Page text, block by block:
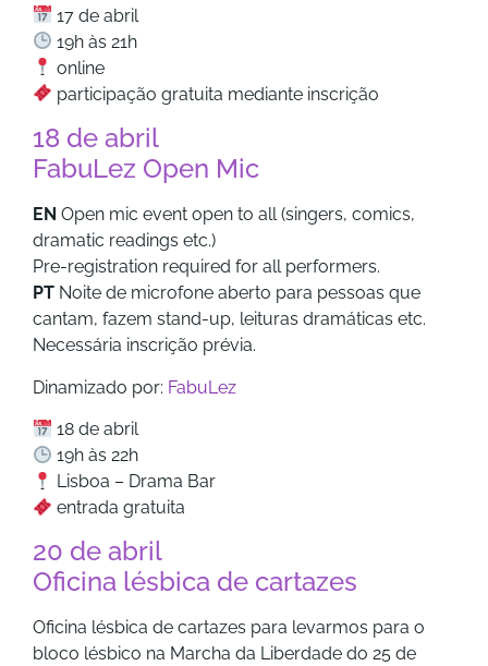
17 de abril
19h às 21h
online
participação gratuita mediante inscrição
18 de abril
FabuLez Open Mic
EN Open mic event open to all (singers, comics,
dramatic readings etc.)
Pre-registration required for all performers.
PT Noite de microfone aberto para pessoas que
cantam, fazem stand-up, leituras dramáticas etc.
Necessária inscrição prévia.
Dinamizado por: FabuLez
18 de abril
19h às 22h
Lisboa – Drama Bar
entrada gratuita
20 de abril
Oficina lésbica de cartazes
Oficina lésbica de cartazes para levarmos para o
bloco lésbico na Marcha da Liberdade do 25 de